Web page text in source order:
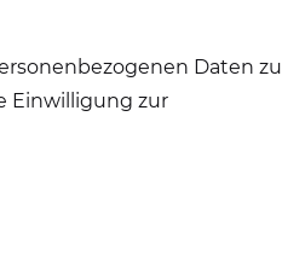
Daten zu
Einwilligung zur